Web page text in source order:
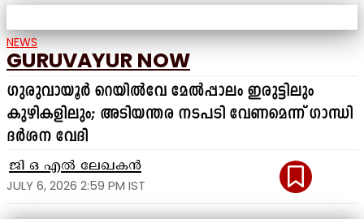
NEWS
GURUVAYUR NOW
ഗുരുവായൂർ റെയിൽവേ മേൽപ്പാലം ഇരുട്ടിലും
കുഴികളിലും; അടിയന്തര നടപടി വേണമെന്ന് ഗാന്ധി
ദർശന വേദി
ജി ഒ എൽ ലേഖകൻ
JULY 6, 2026 2:59 PM IST